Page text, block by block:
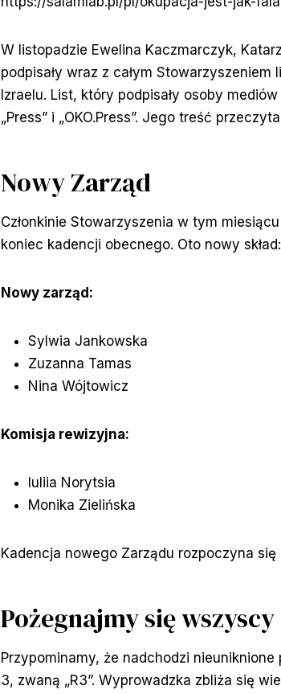
W listopadzie Ewelina Kaczmarczyk,
podpisały wraz z całym
Izraelu. List, który podpisały osoby
„Press” i „OKO.Press”. Jego treść
Nowy Zarząd
Członkinie Stowarzyszenia w tym
koniec kadencji obecnego. Oto nowy skład:
Nowy zarząd:
Sylwia Jankowska
Zuzanna Tamas
Nina Wójtowicz
Komisja rewizyjna:
Iuliia Norytsia
Monika Zielińska
Kadencja nowego Zarządu rozpoczyna
Pożegnajmy się wszyscy
Przypominamy, że nadchodzi
3, zwaną „R3”. Wyprowadzka zbliża się